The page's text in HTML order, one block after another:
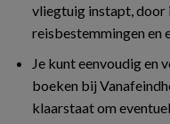
vliegtuig instapt, door
reisbestemmingen en
Je kunt eenvoudig en
boeken bij
klaarstaat om